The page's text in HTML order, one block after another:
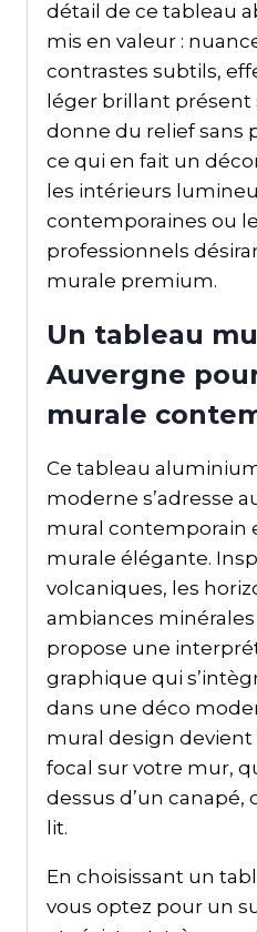
détail de ce tableau
mis en valeur :
contrastes subtils,
léger brillant présent
donne du relief sans
ce qui en fait un
les intérieurs
contemporaines ou
professionnels
murale premium.
Un tableau
Auvergne
murale
Ce tableau
moderne s’adresse
mural contemporain
murale élégante.
volcaniques, les
ambiances minérales
propose une
graphique qui
dans une déco
mural design
focal sur votre mur,
dessus d’un canapé,
lit.
En choisissant un
vous optez pour un